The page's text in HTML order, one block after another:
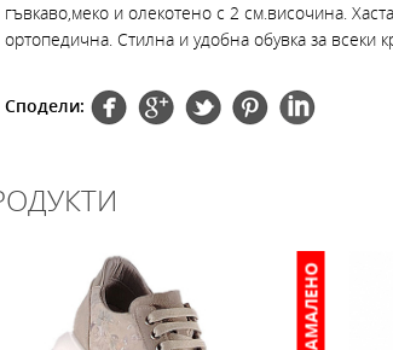
гъвкаво,меко и олекотено с 2 см.височина.
ортопедична. Стилна и удобна обувка за всеки
Сподели:
НАМАЛЕНО